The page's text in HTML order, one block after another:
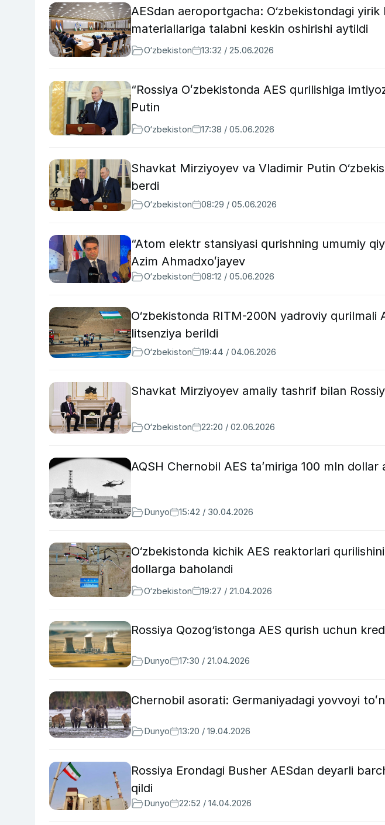
AESdan aeroportgacha: O‘zbekistondagi
materiallariga talabni keskin oshirishi aytildi
O‘zbekiston 13:32 / 25.06.2026
“Rossiya Oʻzbekistonda AES qurilishiga
Putin
O‘zbekiston 17:38 / 05.06.2026
Shavkat Mirziyoyev va Vladimir Putin
berdi
O‘zbekiston 08:29 / 05.06.2026
“Atom elektr stansiyasi qurishning umumiy
Azim Ahmadxoʻjayev
O‘zbekiston 08:12 / 05.06.2026
O‘zbekistonda RITM-200N yadroviy qurilmali
litsenziya berildi
O‘zbekiston 19:44 / 04.06.2026
Shavkat Mirziyoyev amaliy tashrif bilan
O‘zbekiston 22:20 / 02.06.2026
AQSH Chernobil AES ta’miriga 100 mln dollar
Dunyo 15:42 / 30.04.2026
O‘zbekistonda kichik AES reaktorlari
dollarga baholandi
O‘zbekiston 19:27 / 21.04.2026
Rossiya Qozog‘istonga AES qurish uchun
Dunyo 17:30 / 21.04.2026
Chernobil asorati: Germaniyadagi yovvoyi
Dunyo 13:20 / 19.04.2026
Rossiya Erondagi Busher AESdan deyarli
qildi
Dunyo 22:52 / 14.04.2026